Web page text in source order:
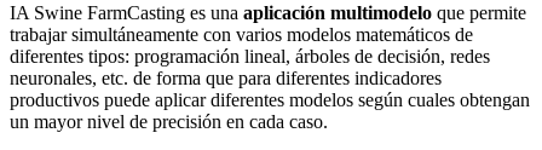
IA Swine FarmCasting es una aplicación multimodelo que permite
trabajar simultáneamente con varios modelos matemáticos de
diferentes tipos: programación lineal, árboles de decisión, redes
neuronales, etc. de forma que para diferentes indicadores
productivos puede aplicar diferentes modelos según cuales obtengan
un mayor nivel de precisión en cada caso.